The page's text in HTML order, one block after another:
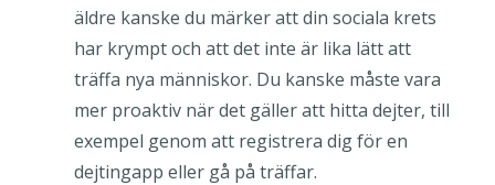
äldre kanske du märker att din sociala krets
har krympt och att det inte är lika lätt att
träffa nya människor. Du kanske måste vara
mer proaktiv när det gäller att hitta dejter, till
exempel genom att registrera dig för en
dejtingapp eller gå på träffar.